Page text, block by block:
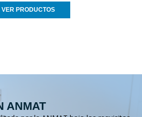
VER PRODUCTOS
ANMAT